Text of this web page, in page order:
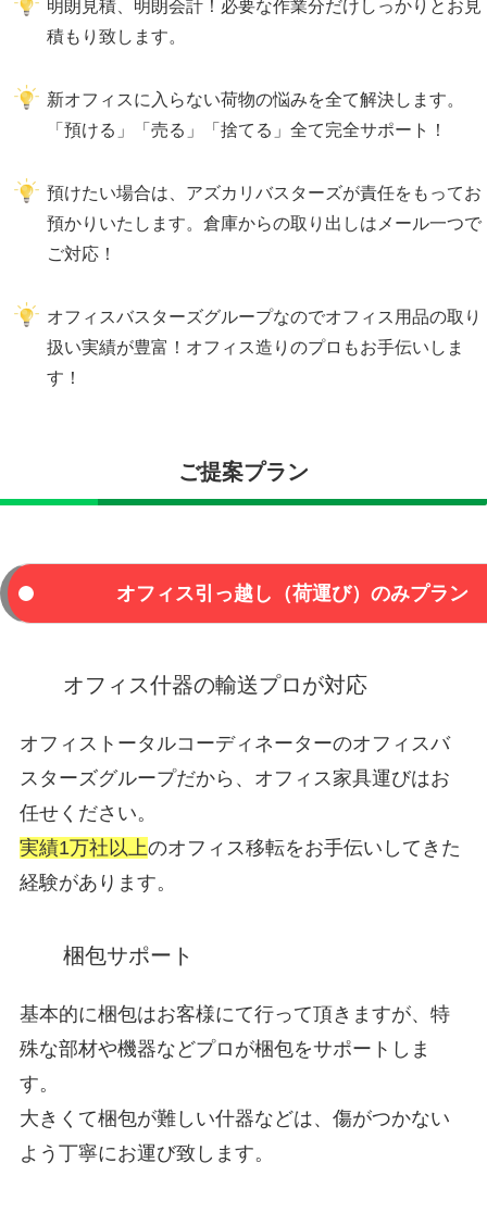
明朗見積、明朗会計！必要な作業分だけしっかりとお見
積もり致します。
新オフィスに入らない荷物の悩みを全て解決します。
「預ける」「売る」「捨てる」全て完全サポート！
預けたい場合は、アズカリバスターズが責任をもってお
預かりいたします。倉庫からの取り出しはメール一つで
ご対応！
オフィスバスターズグループなのでオフィス用品の取り
扱い実績が豊富！オフィス造りのプロもお手伝いしま
す！
ご提案プラン
オフィス引っ越し（荷運び）のみプラン
オフィス什器の輸送プロが対応
オフィストータルコーディネーターのオフィスバ
スターズグループだから、オフィス家具運びはお
任せください。
実績1万社以上のオフィス移転をお手伝いしてきた
経験があります。
梱包サポート
基本的に梱包はお客様にて行って頂きますが、特
殊な部材や機器などプロが梱包をサポートしま
す。
大きくて梱包が難しい什器などは、傷がつかない
よう丁寧にお運び致します。